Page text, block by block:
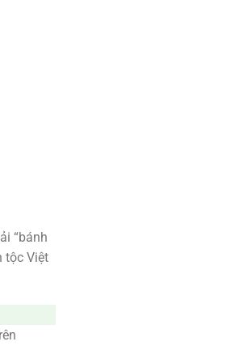
“bánh
tộc Việt